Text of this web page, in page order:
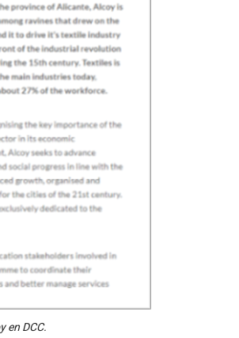
en DCC.